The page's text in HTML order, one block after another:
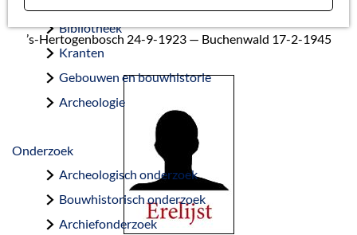
Bibliotheek
Kranten
Gebouwen en bouwhistorie
Archeologie
Onderzoek
Archeologisch onderzoek
Bouwhistorisch onderzoek
Archiefonderzoek
’s-Hertogenbosch 24-9-1923 — Buchenwald 17-2-1945